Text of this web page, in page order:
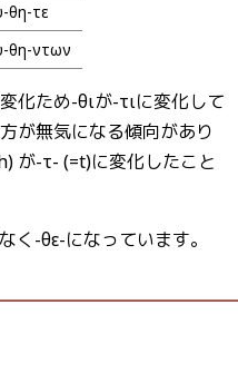
θη-τε
θη-ντων
化ため-θιが-τιに変化して
が無気になる傾向があり
が-τ- (=t)に変化したこと
く-θε-になっています。